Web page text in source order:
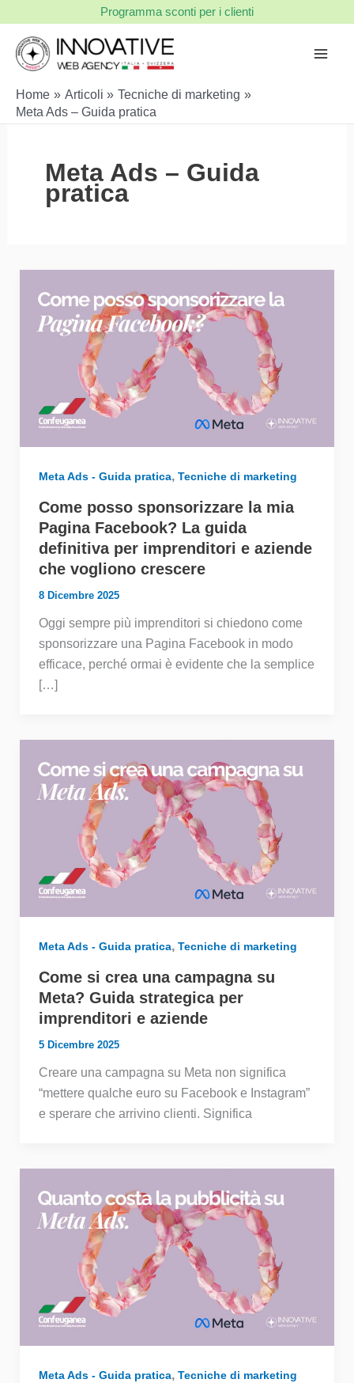
contenuto
Programma sconti per i clienti
Home Articoli
Tecniche di marketing
Meta Ads – Guida pratica
Meta Ads – Guida
pratica
Meta Ads - Guida pratica, Tecniche di marketing
Come posso sponsorizzare la mia
Pagina Facebook? La guida
definitiva per imprenditori e aziende
che vogliono crescere
8 Dicembre 2025
Oggi sempre più imprenditori si chiedono come
sponsorizzare una Pagina Facebook in modo
efficace, perché ormai è evidente che la semplice
[…]
Meta Ads - Guida pratica, Tecniche di marketing
Come si crea una campagna su
Meta? Guida strategica per
imprenditori e aziende
5 Dicembre 2025
Creare una campagna su Meta non significa
“mettere qualche euro su Facebook e Instagram”
e sperare che arrivino clienti. Significa
Meta Ads - Guida pratica, Tecniche di marketing